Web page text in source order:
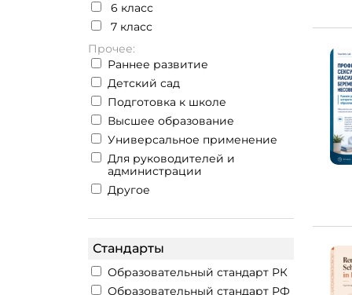
6 класс
7 класс
Прочее:
Раннее развитие
Детский сад
Подготовка к школе
Высшее образование
Универсальное применение
Для руководителей и
администрации
Другое
Стандарты
Образовательный стандарт РК
Образовательный стандарт РФ